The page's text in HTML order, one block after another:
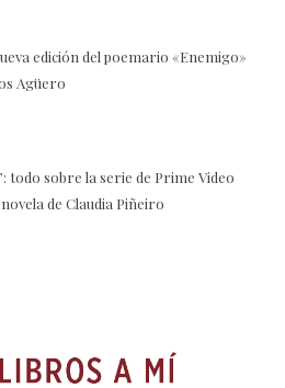
edición del poemario «Enemigo»
Agüero
todo sobre la serie de Prime Video
de Claudia Piñeiro